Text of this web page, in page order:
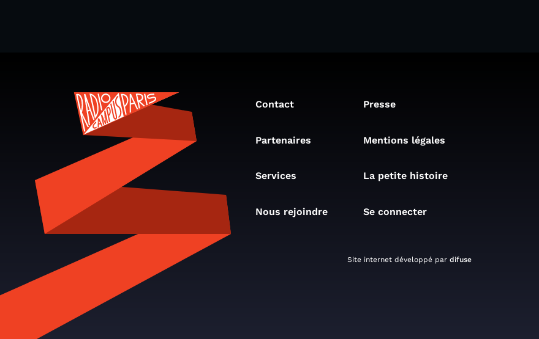
Contact Presse
Partenaires Mentions légales
Services La petite histoire
Nous rejoindre Se connecter
Site internet développé par difuse